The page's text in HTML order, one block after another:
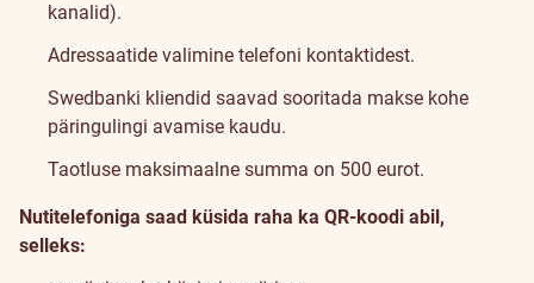
kanalid).
Adressaatide valimine telefoni kontaktidest.
Swedbanki kliendid saavad sooritada makse kohe
päringulingi avamise kaudu.
Taotluse maksimaalne summa on 500 eurot.
Nutitelefoniga saad küsida raha ka QR-koodi abil,
selleks: